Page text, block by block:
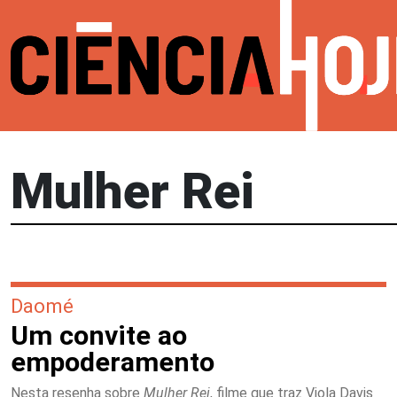
Mulher Rei
Daomé
Um convite ao
empoderamento
Nesta resenha sobre Mulher Rei, filme que traz Viola Davis